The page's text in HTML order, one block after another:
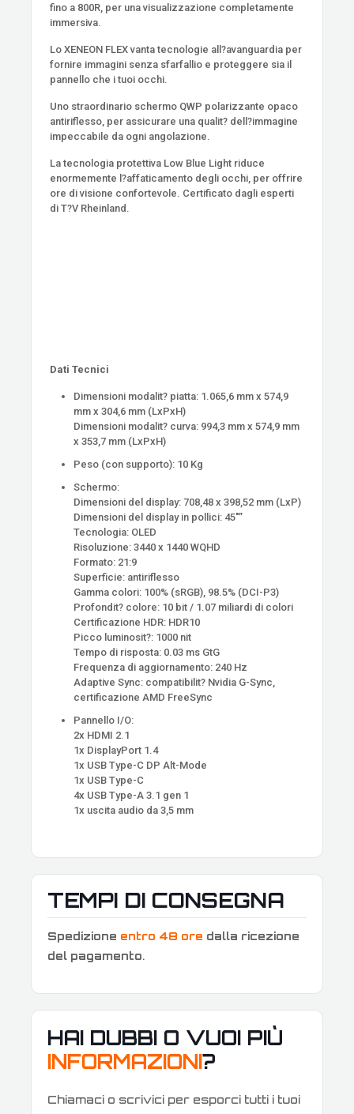
fino a 800R, per una visualizzazione completamente
immersiva.
Lo XENEON FLEX vanta tecnologie all?avanguardia per
fornire immagini senza sfarfallio e proteggere sia il
pannello che i tuoi occhi.
Uno straordinario schermo QWP polarizzante opaco
antiriflesso, per assicurare una qualit? dell?immagine
impeccabile da ogni angolazione.
La tecnologia protettiva Low Blue Light riduce
enormemente l?affaticamento degli occhi, per offrire
ore di visione confortevole. Certificato dagli esperti
di T?V Rheinland.
Dati Tecnici
Dimensioni modalit? piatta: 1.065,6 mm x 574,9
mm x 304,6 mm (LxPxH)
Dimensioni modalit? curva: 994,3 mm x 574,9 mm
x 353,7 mm (LxPxH)
Peso (con supporto): 10 Kg
Schermo:
Dimensioni del display: 708,48 x 398,52 mm (LxP)
Dimensioni del display in pollici: 45″”
Tecnologia: OLED
Risoluzione: 3440 x 1440 WQHD
Formato: 21:9
Superficie: antiriflesso
Gamma colori: 100% (sRGB), 98.5% (DCI-P3)
Profondit? colore: 10 bit / 1.07 miliardi di colori
Certificazione HDR: HDR10
Picco luminosit?: 1000 nit
Tempo di risposta: 0.03 ms GtG
Frequenza di aggiornamento: 240 Hz
Adaptive Sync: compatibilit? Nvidia G-Sync,
certificazione AMD FreeSync
Pannello I/O:
2x HDMI 2.1
1x DisplayPort 1.4
1x USB Type-C DP Alt-Mode
1x USB Type-C
4x USB Type-A 3.1 gen 1
1x uscita audio da 3,5 mm
TEMPI DI CONSEGNA
Spedizione entro 48 ore dalla ricezione
del pagamento.
HAI DUBBI O VUOI PIÙ
INFORMAZIONI?
Chiamaci o scrivici per esporci tutti i tuoi